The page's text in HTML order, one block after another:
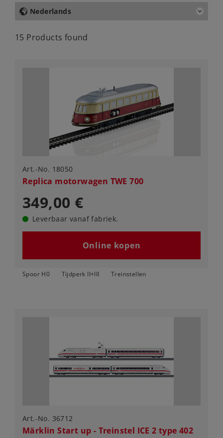
Nederlands
15 Products found
Art.-No. 18050
Replica motorwagen TWE 700
349,00 €
Leverbaar vanaf fabriek.
Online kopen
Spoor H0 Tijdperk II+III Treinstellen
Art.-No. 36712
Märklin Start up - Treinstel ICE 2 type 402